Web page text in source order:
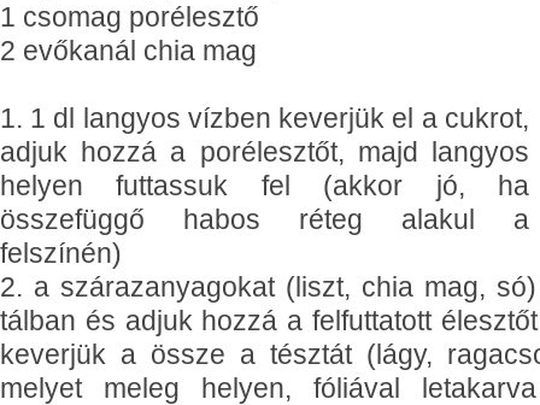
1 csomag porélesztő
2 evőkanál chia mag
1. 1 dl langyos vízben keverjük el a cukrot,
adjuk hozzá a porélesztőt, majd langyos
helyen futtassuk fel (akkor jó, ha
összefüggő habos réteg alakul a
felszínén)
2. a szárazanyagokat (liszt, chia mag,
tálban és adjuk hozzá a felfuttatott
keverjük a össze a tésztát (lágy,
melyet meleg helyen, fóliával